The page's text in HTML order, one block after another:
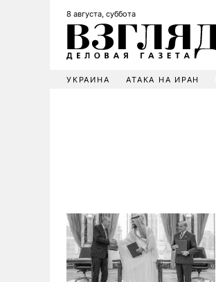
8 августа, суббота
УКРАИНА АТАКА НА ИРАН